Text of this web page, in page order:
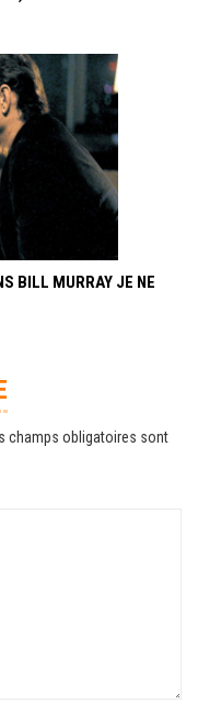
BILL MURRAY JE NE
champs obligatoires sont